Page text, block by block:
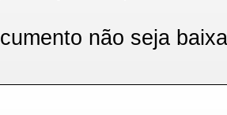
não seja